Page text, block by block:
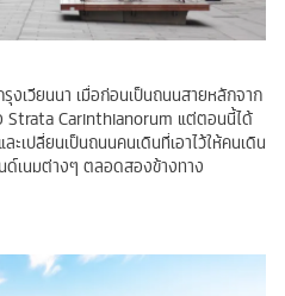
งเวียนนา เมื่อก่อนเป็นถนนสายหลักจาก
Strata Carinthianorum แต่ตอนนี้ได้
เปลี่ยนเป็นถนนคนเดินที่เอาไว้ให้คนเดิน
ด์เนมต่างๆ ตลอดสองข้างทาง